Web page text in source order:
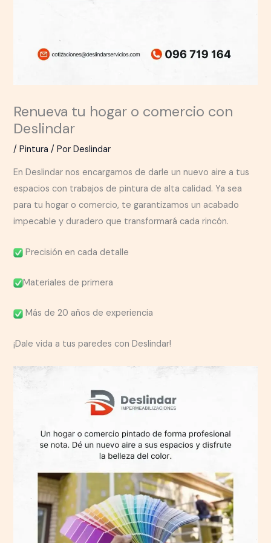
Renueva tu hogar o comercio con
Deslindar
/Pintura / PorDeslindar
En Deslindar nos encargamos de darle un nuevo aire a tus
espacios con trabajos de pintura de alta calidad. Ya sea
para tu hogar o comercio, te garantizamos un acabado
impecable y duradero que transformará cada rincón.
Precisión en cada detalle
Materiales de primera
Más de 20 años de experiencia
¡Dale vida a tus paredes con Deslindar!